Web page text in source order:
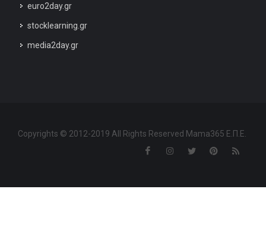
euro2day.gr
stocklearning.gr
media2day.gr
Copyrights © 2012-2019 All Rights Reserved Mama365 Ε.Π.Ε.